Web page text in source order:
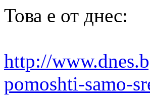
Това е от днес:
http://
pomoshti-samo-